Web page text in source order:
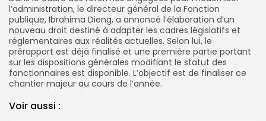
l’administration, le directeur général de la Fonction
publique, Ibrahima Dieng, a annoncé l’élaboration d’un
nouveau droit destiné à adapter les cadres législatifs et
réglementaires aux réalités actuelles. Selon lui, le
prérapport est déjà finalisé et une première partie portant
sur les dispositions générales modifiant le statut des
fonctionnaires est disponible. L’objectif est de finaliser ce
chantier majeur au cours de l’année.
Voir aussi :